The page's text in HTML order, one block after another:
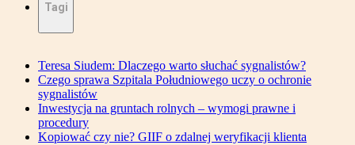
Tagi
Teresa Siudem: Dlaczego warto słuchać sygnalistów?
Czego sprawa Szpitala Południowego uczy o ochronie
sygnalistów
Inwestycja na gruntach rolnych – wymogi prawne i
procedury
Kopiować czy nie? GIIF o zdalnej weryfikacji klienta